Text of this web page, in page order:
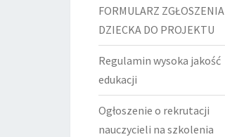
FORMULARZ ZGŁOSZENIA
DZIECKA DO PROJEKTU
Regulamin wysoka jakość
edukacji
Ogłoszenie o rekrutacji
nauczycieli na szkolenia